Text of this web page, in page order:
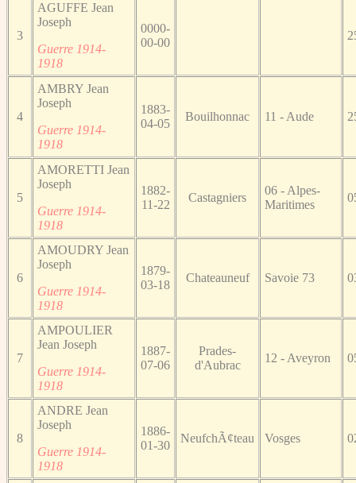
3
AGUFFE Jean
Joseph
Guerre 1914-
1918
0000-
00-00
4
AMBRY Jean
Joseph
Guerre 1914-
1918
1883-
04-05
Bouilhonnac 11 - Aude
5
AMORETTI Jean
Joseph
Guerre 1914-
1918
1882-
11-22
Castagniers
06 - Alpes-
Maritimes
6
AMOUDRY Jean
Joseph
Guerre 1914-
1918
1879-
03-18
Chateauneuf Savoie 73
7
AMPOULIER
Jean Joseph
Guerre 1914-
1918
1887-
07-06
Prades-
d'Aubrac
12 - Aveyron
8
ANDRE Jean
Joseph
Guerre 1914-
1918
1886-
01-30
NeufchÃ¢teau Vosges